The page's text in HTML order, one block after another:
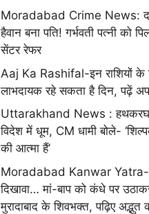
Moradabad Crime News:
हैवान बना पति! गर्भवती पत्नी को
सेंटर रेफर
Aaj Ka Rashifal-इन राशियों
लाभदायक रहे सकता है दिन, पढ़ें
Uttarakhand News : हथकरघा
विदेश में धूम, CM धामी बोले-
की आत्मा हैं’
Moradabad Kanwar Yatra-
दिखावा… मां-बाप को कंधे पर
मुरादाबाद के शिवभक्त, पढ़िए अद्भुत